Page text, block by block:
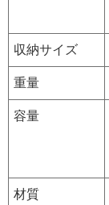
収納サイズ
重量
容量
材質